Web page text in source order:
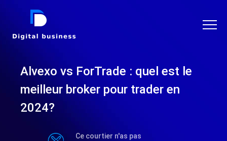
DIGITAL BUSINESS
Alvexo vs ForTrade : quel est le
meilleur broker pour trader en
2024?
Ce courtier n'as pas